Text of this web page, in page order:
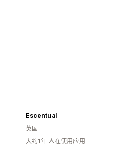
Escentual
英国
大约1年 人在使用应用